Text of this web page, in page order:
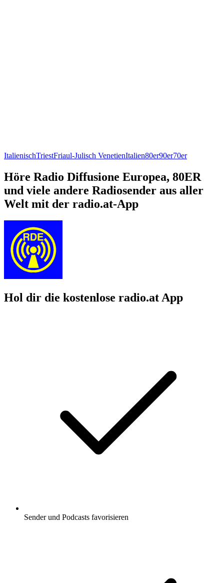
ItalienischTriestFriaul-Julisch VenetienItalien80er90er70er
Höre Radio Diffusione Europea, 80ER
und viele andere Radiosender aus aller
Welt mit der radio.at-App
Hol dir die kostenlose radio.at App
Sender und Podcasts favorisieren